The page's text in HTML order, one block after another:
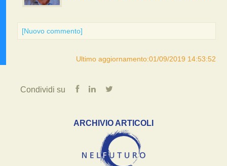
[Nuovo commento]
Ultimo aggiornamento:01/09/2019 14:53:52
Condividi su
ARCHIVIO ARTICOLI